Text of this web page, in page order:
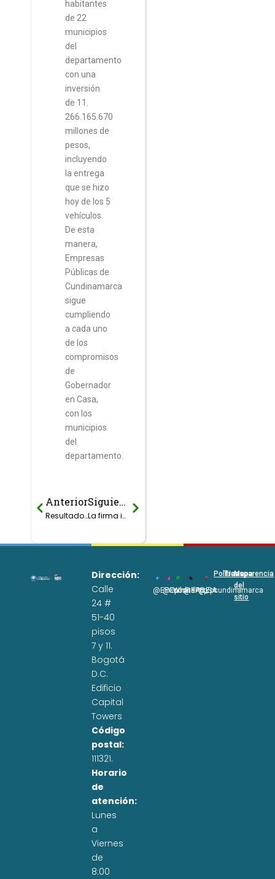
habitantes
de 22
municipios
del
departamento
con una
inversión
de 11.
266.165.670
millones de
pesos,
incluyendo
la entrega
que se hizo
hoy de los 5
vehículos.
De esta
manera,
Empresas
Públicas de
Cundinamarca
sigue
cumpliendo
a cada uno
de los
compromisos
de
Gobernador
en Casa,
con los
municipios
del
departamento.
Prev
Anterior
Resultados convocatoria a presentar expresiones de interés para la la confirmación de una alianza estratégica para el proyecto – planta de aprovechamiento de residuos sólidos del norte del departamento
Siguiente
La firma internacional Bureau Veritas certificó a Empresas Públicas de Cundinamarca S.A ESP., en el Sistema de Gestión de Calidad, bajo los requisitos de las normas ISO 9001:2015.
Next
Dirección:
Calle
24 #
51-40
pisos
7 y 11.
Bogotá
D.C.
Edificio
Capital
Towers
Código
postal:
111321.
Horario
de
atención:
Lunes
a
Viernes
de
8:00
@EPCundi
@Epcundi
WhatsApp
@EPC_SA
@Epcundinamarca
Políticas
Transparencia
Mapa
del
sitio